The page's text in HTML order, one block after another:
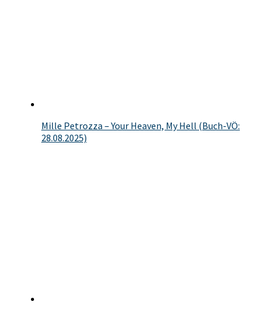
Mille Petrozza – Your Heaven, My Hell (Buch-VÖ:
28.08.2025)